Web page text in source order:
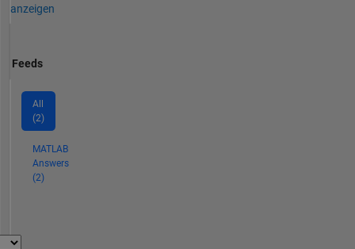
anzeigen
Feeds
All
(2)
MATLAB
Answers
(2)